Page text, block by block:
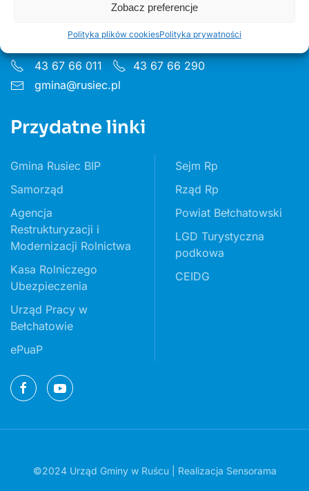
Zobacz preferencje
Polityka plików cookiesPolityka prywatności
ul. Wieluńska 35, 97-438 Rusiec
Godziny pon 8:00 - 16.00 wt– pt 7:30 - 15.30
43 67 66 011
43 67 66 290
gmina@rusiec.pl
Przydatne linki
Gmina Rusiec BIP
Samorząd
Agencja
Restrukturyzacji i
Modernizacji Rolnictwa
Kasa Rolniczego
Ubezpieczenia
Urząd Pracy w
Bełchatowie
ePuaP
Sejm Rp
Rząd Rp
Powiat Bełchatowski
LGD Turystyczna
podkowa
CEIDG
©2024 Urząd Gminy w Ruścu | Realizacja Sensorama